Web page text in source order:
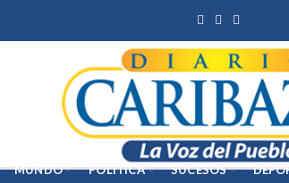
MUNDO POLÍTICA SUCESOS